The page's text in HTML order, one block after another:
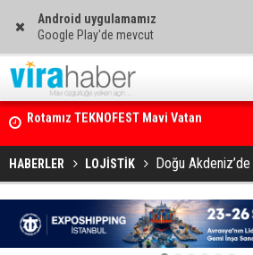
Android uygulamamız
Google Play'de mevcut
Net Kârını Yüzde 38 Artışla 46.5 Milyon
HABERLER LOJİSTİK Doğu